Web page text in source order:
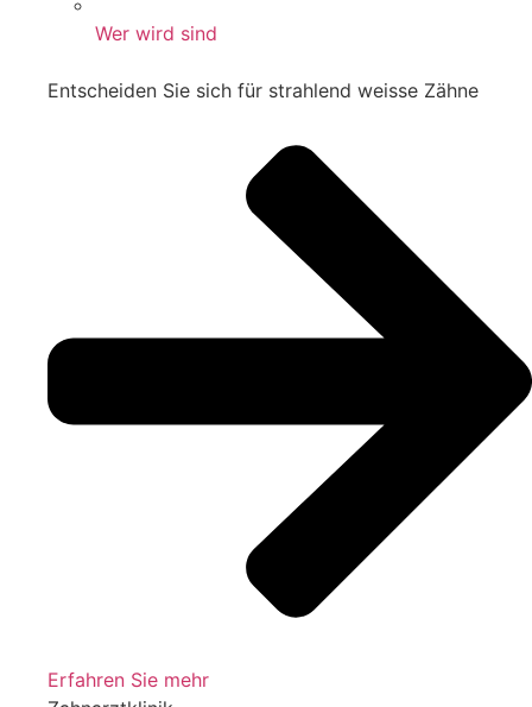
Wer wird sind
Entscheiden Sie sich für strahlend weisse Zähne
Erfahren Sie mehr